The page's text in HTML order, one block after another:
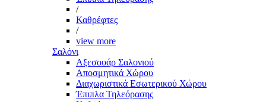
/
Καθρέφτες
/
view more
Σαλόνι
Αξεσουάρ Σαλονιού
Αποσμητικά Χώρου
Διαχωριστικά Εσωτερικού Χώρου
Έπιπλα Τηλεόρασης